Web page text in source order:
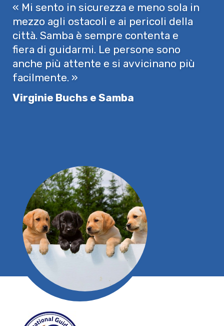
« Mi sento in sicurezza e meno sola in
mezzo agli ostacoli e ai pericoli della
città. Samba è sempre contenta e
fiera di guidarmi. Le persone sono
anche più attente e si avvicinano più
facilmente. »
Virginie Buchs e Samba